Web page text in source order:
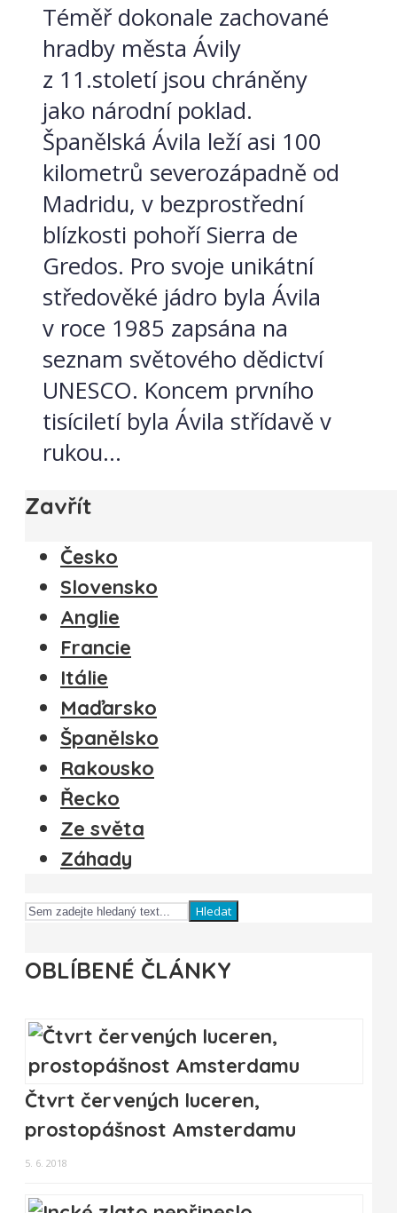
Téměř dokonale zachované
hradby města Ávily
z 11.století jsou chráněny
jako národní poklad.
Španělská Ávila leží asi 100
kilometrů severozápadně od
Madridu, v bezprostřední
blízkosti pohoří Sierra de
Gredos. Pro svoje unikátní
středověké jádro byla Ávila
v roce 1985 zapsána na
seznam světového dědictví
UNESCO. Koncem prvního
tisíciletí byla Ávila střídavě v
rukou...
Zavřít
Česko
Slovensko
Anglie
Francie
Itálie
Maďarsko
Španělsko
Rakousko
Řecko
Ze světa
Záhady
Hledat
OBLÍBENÉ ČLÁNKY
Čtvrt červených luceren,
prostopášnost Amsterdamu
5. 6. 2018